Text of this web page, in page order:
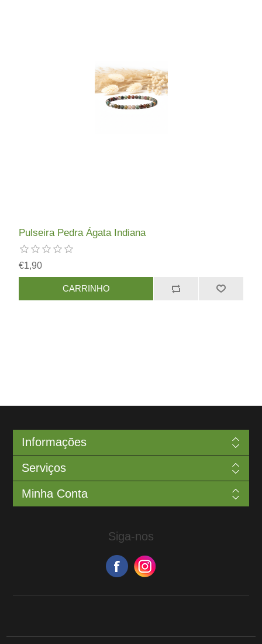
Pulseira Pedra Ágata Indiana
€1,90
Informações
Serviços
Minha Conta
Siga-nos